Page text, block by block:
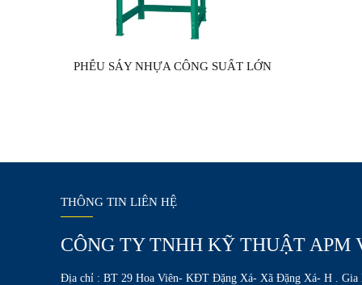
PHỄU SÁY NHỰA CÔNG SUẤT LỚN
THÔNG TIN LIÊN HỆ
CÔNG TY TNHH KỸ THUẬT APM
Địa chỉ : BT 29 Hoa Viên- KĐT Đặng Xá- Xã Đặng Xá- H . Gia